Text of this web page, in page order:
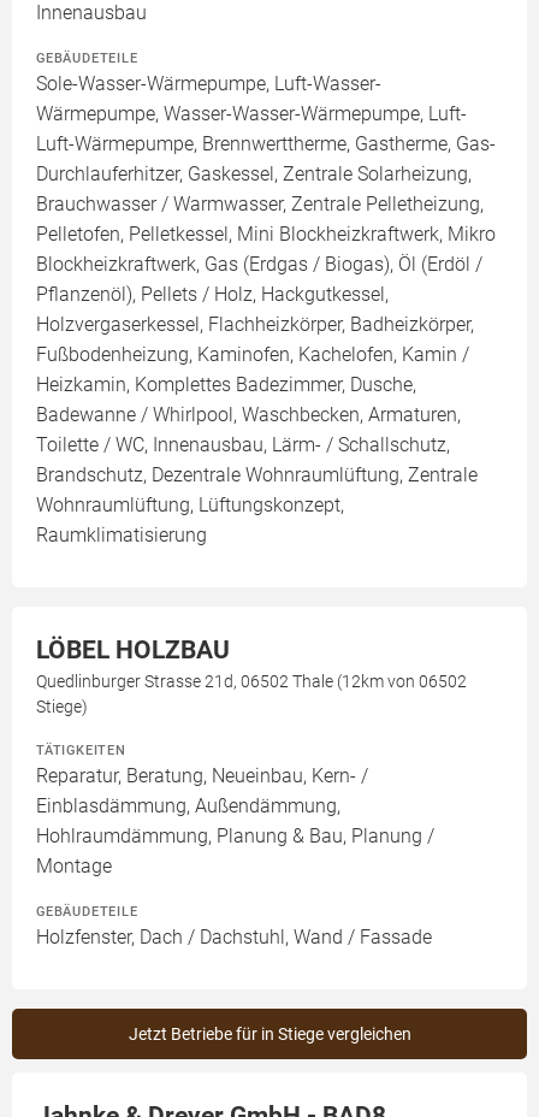
Innenausbau
GEBÄUDETEILE
Sole-Wasser-Wärmepumpe, Luft-Wasser-
Wärmepumpe, Wasser-Wasser-Wärmepumpe, Luft-
Luft-Wärmepumpe, Brennwerttherme, Gastherme, Gas-
Durchlauferhitzer, Gaskessel, Zentrale Solarheizung,
Brauchwasser / Warmwasser, Zentrale Pelletheizung,
Pelletofen, Pelletkessel, Mini Blockheizkraftwerk, Mikro
Blockheizkraftwerk, Gas (Erdgas / Biogas), Öl (Erdöl /
Pflanzenöl), Pellets / Holz, Hackgutkessel,
Holzvergaserkessel, Flachheizkörper, Badheizkörper,
Fußbodenheizung, Kaminofen, Kachelofen, Kamin /
Heizkamin, Komplettes Badezimmer, Dusche,
Badewanne / Whirlpool, Waschbecken, Armaturen,
Toilette / WC, Innenausbau, Lärm- / Schallschutz,
Brandschutz, Dezentrale Wohnraumlüftung, Zentrale
Wohnraumlüftung, Lüftungskonzept,
Raumklimatisierung
LÖBEL HOLZBAU
Quedlinburger Strasse 21d, 06502 Thale (12km von 06502
Stiege)
TÄTIGKEITEN
Reparatur, Beratung, Neueinbau, Kern- /
Einblasdämmung, Außendämmung,
Hohlraumdämmung, Planung & Bau, Planung /
Montage
GEBÄUDETEILE
Holzfenster, Dach / Dachstuhl, Wand / Fassade
Jetzt Betriebe für in Stiege vergleichen